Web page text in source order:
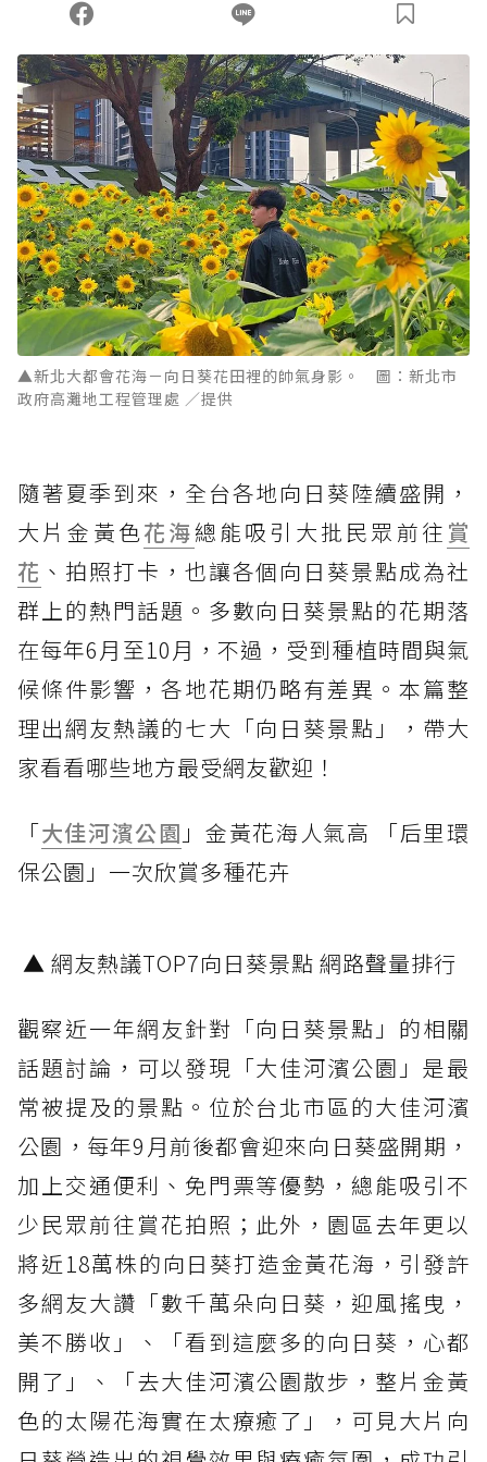
▲新北大都會花海－向日葵花田裡的帥氣身影。 圖：新北市
政府高灘地工程管理處 ／提供
隨著夏季到來，全台各地向日葵陸續盛開，
大片金黃色花海總能吸引大批民眾前往 賞
花 、拍照打卡，也讓各個向日葵景點成為社
群上的熱門話題。多數向日葵景點的花期落
在每年6月至10月，不過，受到種植時間與氣
候條件影響，各地花期仍略有差異。本篇整
理出網友熱議的七大「向日葵景點」，帶大
家看看哪些地方最受網友歡迎！
「大佳河濱公園 」金黃花海人氣高 「后里環
保公園」一次欣賞多種花卉
▲ 網友熱議TOP7向日葵景點 網路聲量排行
觀察近一年網友針對「向日葵景點」的相關
話題討論，可以發現「大佳河濱公園」是最
常被提及的景點。位於台北市區的大佳河濱
公園，每年9月前後都會迎來向日葵盛開期，
加上交通便利、免門票等優勢，總能吸引不
少民眾前往賞花拍照；此外，園區去年更以
將近18萬株的向日葵打造金黃花海，引發許
多網友大讚「數千萬朵向日葵，迎風搖曳，
美不勝收」、「看到這麼多的向日葵，心都
開了」、「去大佳河濱公園散步，整片金黃
色的太陽花海實在太療癒了」，可見大片向